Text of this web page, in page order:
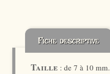
Fiche descriptive
Taille : de 7 à 10 mm.